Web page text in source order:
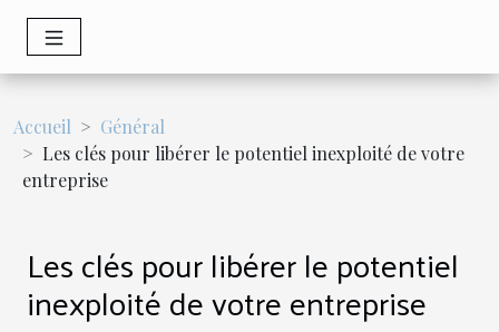
Accueil
Général
Les clés pour libérer le potentiel inexploité de votre
entreprise
Les clés pour libérer le potentiel
inexploité de votre entreprise